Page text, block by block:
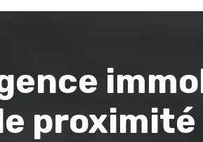
proximité